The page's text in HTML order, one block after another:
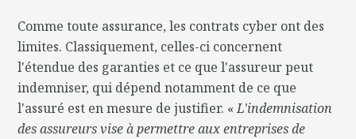
Comme toute assurance, les contrats cyber ont des
limites. Classiquement, celles-ci concernent
l'étendue des garanties et ce que l'assureur peut
indemniser, qui dépend notamment de ce que
l'assuré est en mesure de justifier. «L'indemnisation
des assureurs vise à permettre aux entreprises de